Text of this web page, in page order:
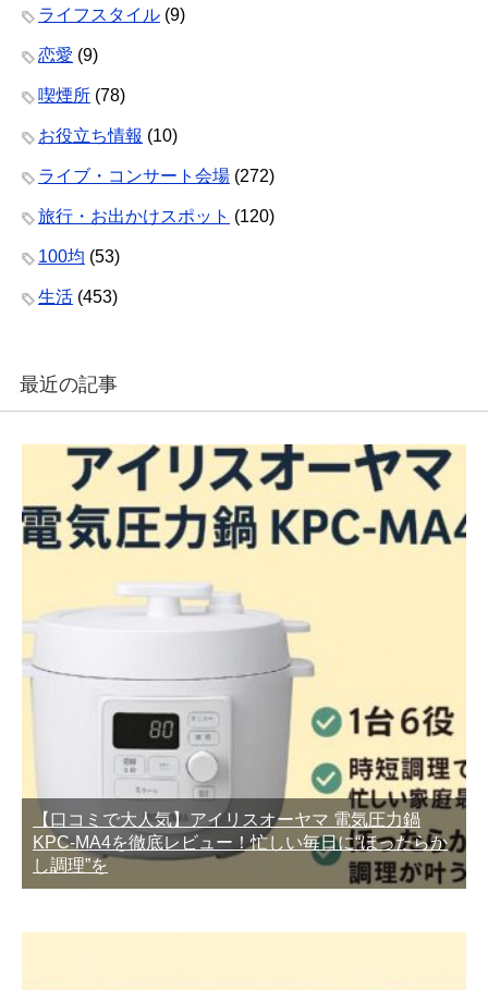
ライフスタイル (9)
恋愛 (9)
喫煙所 (78)
お役立ち情報 (10)
ライブ・コンサート会場 (272)
旅行・お出かけスポット (120)
100均 (53)
生活 (453)
最近の記事
【口コミで大人気】アイリスオーヤマ 電気圧力鍋
KPC-MA4を徹底レビュー！忙しい毎日に“ほったらか
し調理”を